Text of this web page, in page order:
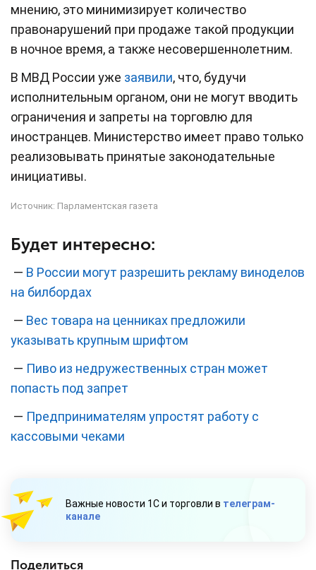
мнению, это минимизирует количество
правонарушений при продаже такой продукции
в ночное время, а также несовершеннолетним.
В МВД России уже заявили, что, будучи
исполнительным органом, они не могут вводить
ограничения и запреты на торговлю для
иностранцев. Министерство имеет право только
реализовывать принятые законодательные
инициативы.
Источник: Парламентская газета
Будет интересно:
— В России могут разрешить рекламу виноделов
на билбордах
— Вес товара на ценниках предложили
указывать крупным шрифтом
— Пиво из недружественных стран может
попасть под запрет
— Предпринимателям упростят работу с
кассовыми чеками
Важные новости 1С и торговли в телеграм-
канале
Поделиться